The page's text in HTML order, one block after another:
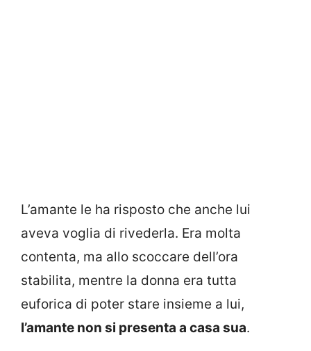
L’amante le ha risposto che anche lui
aveva voglia di rivederla. Era molta
contenta, ma allo scoccare dell’ora
stabilita, mentre la donna era tutta
euforica di poter stare insieme a lui,
l’amante non si presenta a casa sua.